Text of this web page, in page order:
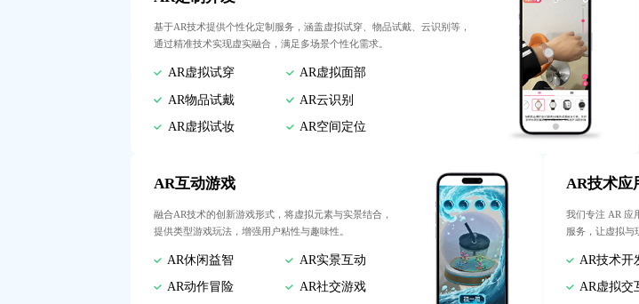
基于AR技术提供个性化定制服务，涵盖虚拟试穿、物品试戴、云识别等，
通过精准技术实现虚实融合，满足多场景个性化需求。
AR虚拟试穿 AR虚拟面部
AR物品试戴 AR云识别
AR虚拟试妆 AR空间定位
AR互动游戏
融合AR技术的创新游戏形式，将虚拟元素与实景结合，
提供类型游戏玩法，增强用户粘性与趣味性。
AR休闲益智 AR实景互动
AR动作冒险 AR社交游戏
AR技术应
我们专注 AR 应
服务，让虚拟与
AR技术开
AR虚拟交